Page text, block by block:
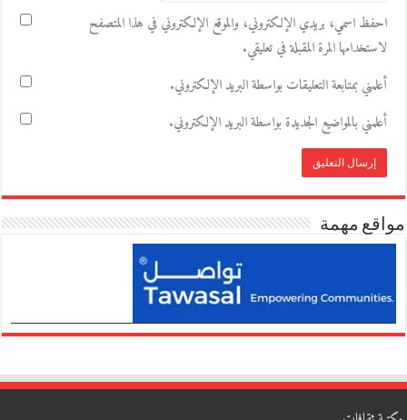
احفظ اسمي، بريدي الإلكتروني، والموقع الإلكتروني في هذا المتصفح
لاستخدامها المرة المقبلة في تعليقي.
أعلمني بمتابعة التعليقات بواسطة البريد الإلكتروني.
أعلمني بالمواضيع الجديدة بواسطة البريد الإلكتروني.
مواقع مهمة